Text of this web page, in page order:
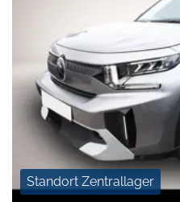
Standort Zentrallager